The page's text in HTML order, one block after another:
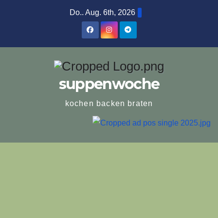
Do.. Aug. 6th, 2026
suppenwoche
kochen backen braten